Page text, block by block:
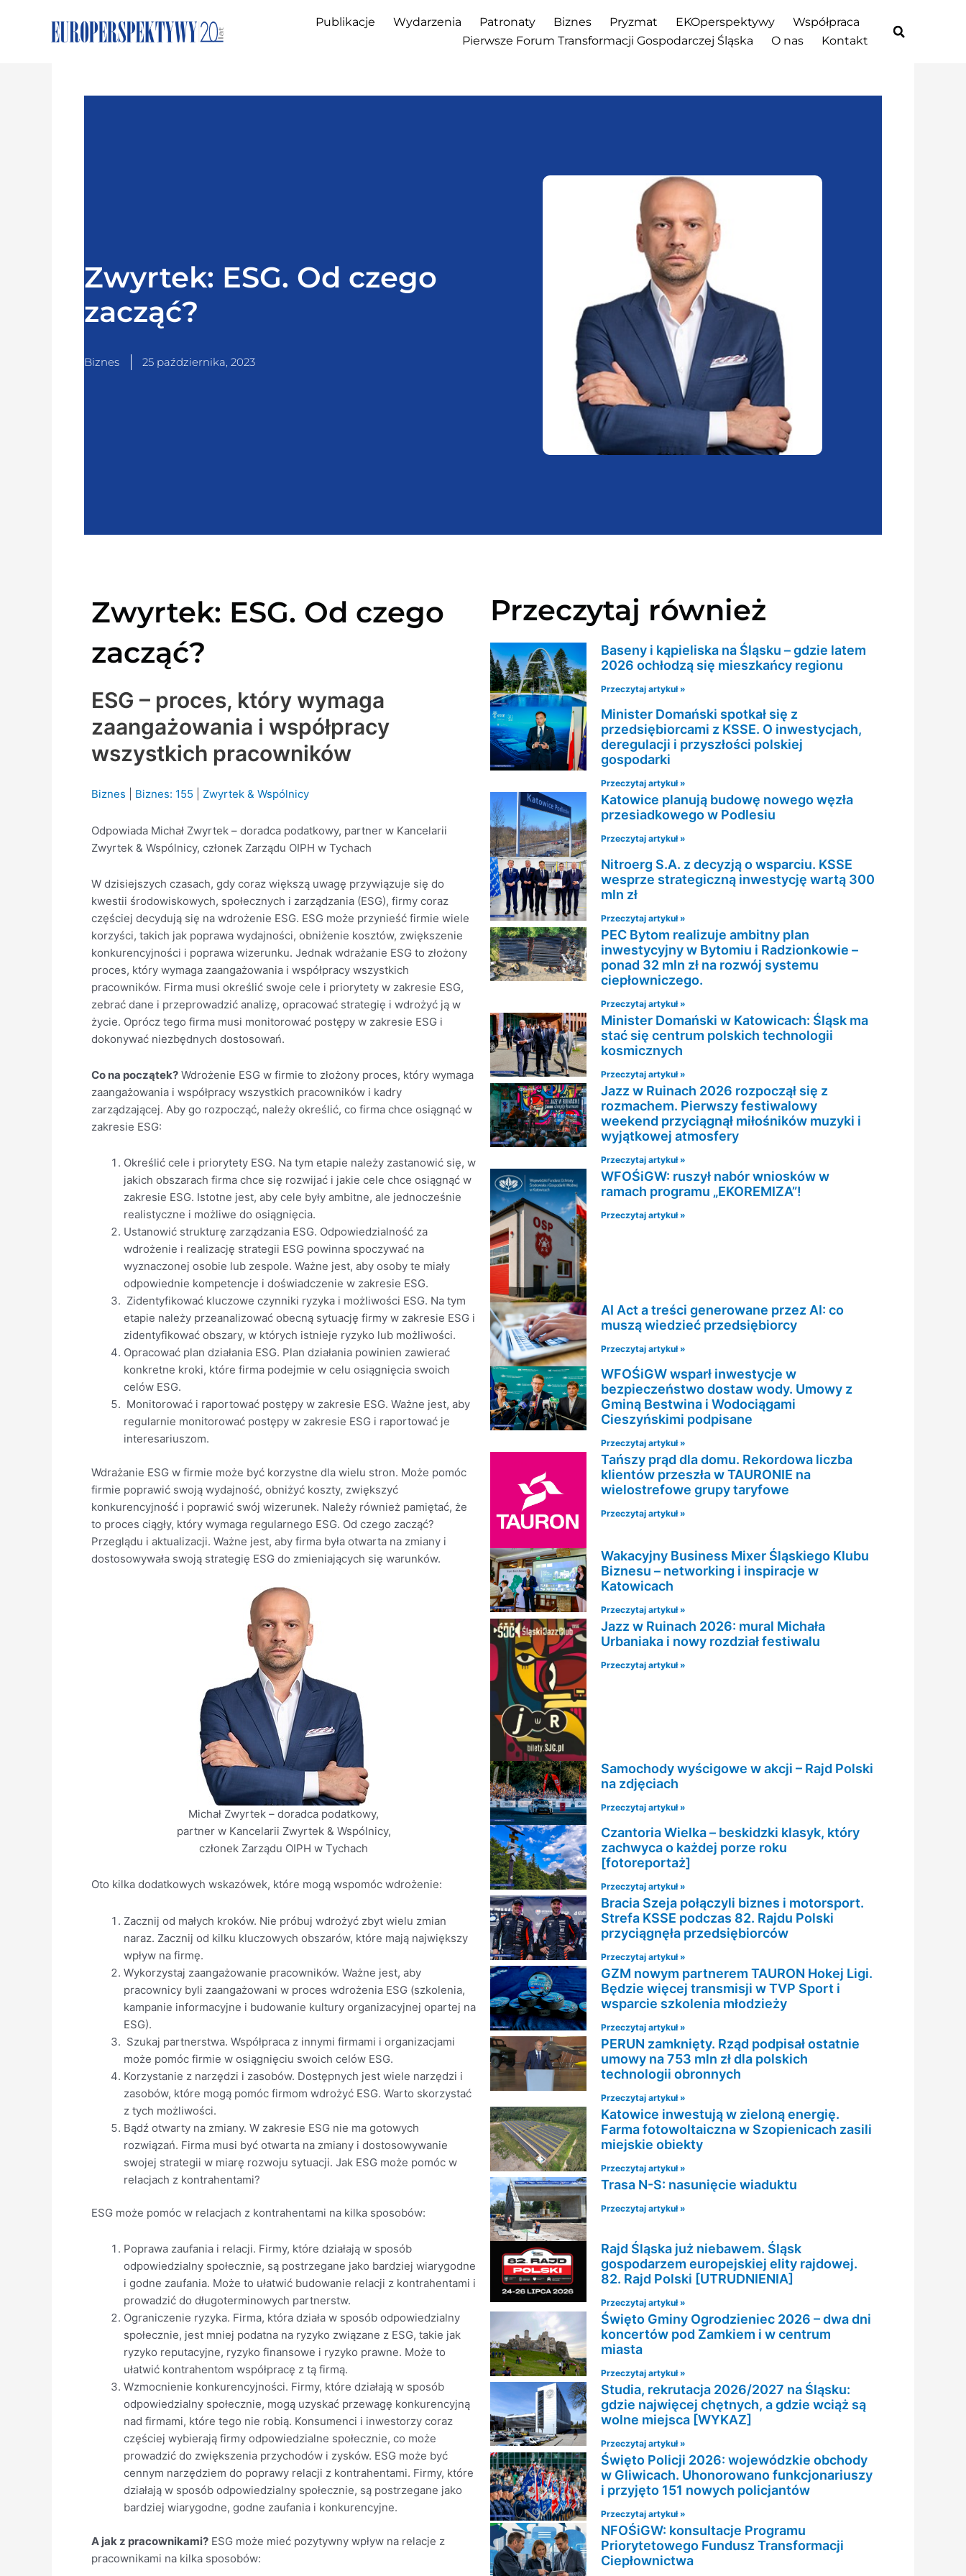
Publikacje Wydarzenia Patronaty Biznes Pryzmat EKOperspektywy
Współpraca
Pierwsze Forum Transformacji Gospodarczej Śląska
O nas Kontakt
Zwyrtek: ESG. Od czego
zacząć?
Biznes 25 października, 2023
Zwyrtek: ESG. Od czego
zacząć?
ESG – proces, który wymaga
zaangażowania i współpracy
wszystkich pracowników
Biznes Biznes: 155 Zwyrtek & Wspólnicy
Odpowiada Michał Zwyrtek – doradca podatkowy, partner w Kancelarii
Zwyrtek & Wspólnicy, członek Zarządu OIPH w Tychach
W dzisiejszych czasach, gdy coraz większą uwagę przywiązuje się do
kwestii środowiskowych, społecznych i zarządzania (ESG), firmy coraz
częściej decydują się na wdrożenie ESG. ESG może przynieść firmie wiele
korzyści, takich jak poprawa wydajności, obniżenie kosztów, zwiększenie
konkurencyjności i poprawa wizerunku. Jednak wdrażanie ESG to złożony
proces, który wymaga zaangażowania i współpracy wszystkich
pracowników. Firma musi określić swoje cele i priorytety w zakresie ESG,
zebrać dane i przeprowadzić analizę, opracować strategię i wdrożyć ją w
życie. Oprócz tego firma musi monitorować postępy w zakresie ESG i
dokonywać niezbędnych dostosowań.
Co na początek? Wdrożenie ESG w firmie to złożony proces, który wymaga
zaangażowania i współpracy wszystkich pracowników i kadry
zarządzającej. Aby go rozpocząć, należy określić, co firma chce osiągnąć w
zakresie ESG:
Określić cele i priorytety ESG. Na tym etapie należy zastanowić się, w
jakich obszarach firma chce się rozwijać i jakie cele chce osiągnąć w
zakresie ESG. Istotne jest, aby cele były ambitne, ale jednocześnie
realistyczne i możliwe do osiągnięcia.
Ustanowić strukturę zarządzania ESG. Odpowiedzialność za
wdrożenie i realizację strategii ESG powinna spoczywać na
wyznaczonej osobie lub zespole. Ważne jest, aby osoby te miały
odpowiednie kompetencje i doświadczenie w zakresie ESG.
Zidentyfikować kluczowe czynniki ryzyka i możliwości ESG. Na tym
etapie należy przeanalizować obecną sytuację firmy w zakresie ESG i
zidentyfikować obszary, w których istnieje ryzyko lub możliwości.
Opracować plan działania ESG. Plan działania powinien zawierać
konkretne kroki, które firma podejmie w celu osiągnięcia swoich
celów ESG.
Monitorować i raportować postępy w zakresie ESG. Ważne jest, aby
regularnie monitorować postępy w zakresie ESG i raportować je
interesariuszom.
Wdrażanie ESG w firmie może być korzystne dla wielu stron. Może pomóc
firmie poprawić swoją wydajność, obniżyć koszty, zwiększyć
konkurencyjność i poprawić swój wizerunek. Należy również pamiętać, że
to proces ciągły, który wymaga regularnego ESG. Od czego zacząć?
Przeglądu i aktualizacji. Ważne jest, aby firma była otwarta na zmiany i
dostosowywała swoją strategię ESG do zmieniających się warunków.
Michał Zwyrtek – doradca podatkowy,
partner w Kancelarii Zwyrtek & Wspólnicy,
członek Zarządu OIPH w Tychach
Oto kilka dodatkowych wskazówek, które mogą wspomóc wdrożenie:
Zacznij od małych kroków. Nie próbuj wdrożyć zbyt wielu zmian
naraz. Zacznij od kilku kluczowych obszarów, które mają największy
wpływ na firmę.
Wykorzystaj zaangażowanie pracowników. Ważne jest, aby
pracownicy byli zaangażowani w proces wdrożenia ESG (szkolenia,
kampanie informacyjne i budowanie kultury organizacyjnej opartej na
ESG).
Szukaj partnerstwa. Współpraca z innymi firmami i organizacjami
może pomóc firmie w osiągnięciu swoich celów ESG.
Korzystanie z narzędzi i zasobów. Dostępnych jest wiele narzędzi i
zasobów, które mogą pomóc firmom wdrożyć ESG. Warto skorzystać
z tych możliwości.
Bądź otwarty na zmiany. W zakresie ESG nie ma gotowych
rozwiązań. Firma musi być otwarta na zmiany i dostosowywanie
swojej strategii w miarę rozwoju sytuacji. Jak ESG może pomóc w
relacjach z kontrahentami?
ESG może pomóc w relacjach z kontrahentami na kilka sposobów:
Poprawa zaufania i relacji. Firmy, które działają w sposób
odpowiedzialny społecznie, są postrzegane jako bardziej wiarygodne
i godne zaufania. Może to ułatwić budowanie relacji z kontrahentami i
prowadzić do długoterminowych partnerstw.
Ograniczenie ryzyka. Firma, która działa w sposób odpowiedzialny
społecznie, jest mniej podatna na ryzyko związane z ESG, takie jak
ryzyko reputacyjne, ryzyko finansowe i ryzyko prawne. Może to
ułatwić kontrahentom współpracę z tą firmą.
Wzmocnienie konkurencyjności. Firmy, które działają w sposób
odpowiedzialny społecznie, mogą uzyskać przewagę konkurencyjną
nad firmami, które tego nie robią. Konsumenci i inwestorzy coraz
częściej wybierają firmy odpowiedzialne społecznie, co może
prowadzić do zwiększenia przychodów i zysków. ESG może być
cennym narzędziem do poprawy relacji z kontrahentami. Firmy, które
działają w sposób odpowiedzialny społecznie, są postrzegane jako
bardziej wiarygodne, godne zaufania i konkurencyjne.
A jak z pracownikami? ESG może mieć pozytywny wpływ na relacje z
pracownikami na kilka sposobów:
Przeczytaj również
Baseny i kąpieliska na Śląsku – gdzie latem
2026 ochłodzą się mieszkańcy regionu
Przeczytaj artykuł »
Minister Domański spotkał się z
przedsiębiorcami z KSSE. O inwestycjach,
deregulacji i przyszłości polskiej
gospodarki
Przeczytaj artykuł »
Katowice planują budowę nowego węzła
przesiadkowego w Podlesiu
Przeczytaj artykuł »
Nitroerg S.A. z decyzją o wsparciu. KSSE
wesprze strategiczną inwestycję wartą 300
mln zł
Przeczytaj artykuł »
PEC Bytom realizuje ambitny plan
inwestycyjny w Bytomiu i Radzionkowie –
ponad 32 mln zł na rozwój systemu
ciepłowniczego.
Przeczytaj artykuł »
Minister Domański w Katowicach: Śląsk ma
stać się centrum polskich technologii
kosmicznych
Przeczytaj artykuł »
Jazz w Ruinach 2026 rozpoczął się z
rozmachem. Pierwszy festiwalowy
weekend przyciągnął miłośników muzyki i
wyjątkowej atmosfery
Przeczytaj artykuł »
WFOŚiGW: ruszył nabór wniosków w
ramach programu „EKOREMIZA”!
Przeczytaj artykuł »
AI Act a treści generowane przez AI: co
muszą wiedzieć przedsiębiorcy
Przeczytaj artykuł »
WFOŚiGW wsparł inwestycje w
bezpieczeństwo dostaw wody. Umowy z
Gminą Bestwina i Wodociągami
Cieszyńskimi podpisane
Przeczytaj artykuł »
Tańszy prąd dla domu. Rekordowa liczba
klientów przeszła w TAURONIE na
wielostrefowe grupy taryfowe
Przeczytaj artykuł »
Wakacyjny Business Mixer Śląskiego Klubu
Biznesu – networking i inspiracje w
Katowicach
Przeczytaj artykuł »
Jazz w Ruinach 2026: mural Michała
Urbaniaka i nowy rozdział festiwalu
Przeczytaj artykuł »
Samochody wyścigowe w akcji – Rajd Polski
na zdjęciach
Przeczytaj artykuł »
Czantoria Wielka – beskidzki klasyk, który
zachwyca o każdej porze roku
[fotoreportaż]
Przeczytaj artykuł »
Bracia Szeja połączyli biznes i motorsport.
Strefa KSSE podczas 82. Rajdu Polski
przyciągnęła przedsiębiorców
Przeczytaj artykuł »
GZM nowym partnerem TAURON Hokej Ligi.
Będzie więcej transmisji w TVP Sport i
wsparcie szkolenia młodzieży
Przeczytaj artykuł »
PERUN zamknięty. Rząd podpisał ostatnie
umowy na 753 mln zł dla polskich
technologii obronnych
Przeczytaj artykuł »
Katowice inwestują w zieloną energię.
Farma fotowoltaiczna w Szopienicach zasili
miejskie obiekty
Przeczytaj artykuł »
Trasa N-S: nasunięcie wiaduktu
Przeczytaj artykuł »
Rajd Śląska już niebawem. Śląsk
gospodarzem europejskiej elity rajdowej.
82. Rajd Polski [UTRUDNIENIA]
Przeczytaj artykuł »
Święto Gminy Ogrodzieniec 2026 – dwa dni
koncertów pod Zamkiem i w centrum
miasta
Przeczytaj artykuł »
Studia, rekrutacja 2026/2027 na Śląsku:
gdzie najwięcej chętnych, a gdzie wciąż są
wolne miejsca [WYKAZ]
Przeczytaj artykuł »
Święto Policji 2026: wojewódzkie obchody
w Gliwicach. Uhonorowano funkcjonariuszy
i przyjęto 151 nowych policjantów
Przeczytaj artykuł »
NFOŚiGW: konsultacje Programu
Priorytetowego Fundusz Transformacji
Ciepłownictwa